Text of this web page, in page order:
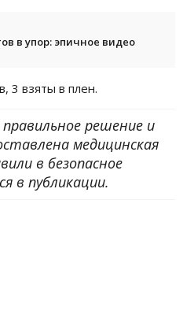
в упор: эпичное видео
3 взяты в плен.
решение и
медицинская
в безопасное
в публикации.